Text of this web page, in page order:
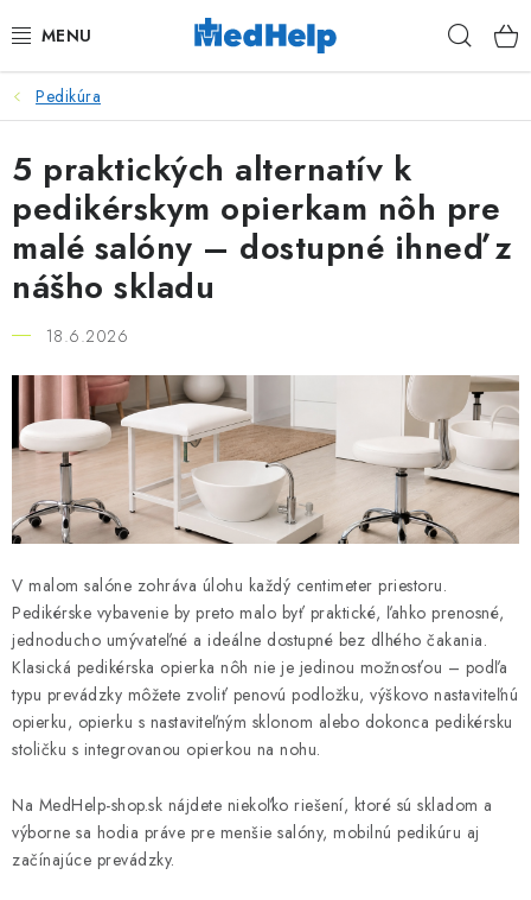
na
MASÁŽE
KOZMETIKA
PEDIKURA
KADERNÍCTVO
MANIKÚRA
TETOVANIE
FITNESS A REHABILITÁCIA
ZDRAVOTNÍCKE POTREBY
AKCIA
VÝPREDAJ
NOVINKY
O firme Všetko o nákupe
Pedikúra
5 praktických alternatív k
pedikérskym opierkam nôh pre
malé salóny – dostupné ihneď z
nášho skladu
18.6.2026
V malom salóne zohráva úlohu každý centimeter priestoru.
Pedikérske vybavenie by preto malo byť praktické, ľahko prenosné,
jednoducho umývateľné a ideálne dostupné bez dlhého čakania.
Klasická pedikérska opierka nôh nie je jedinou možnosťou – podľa
typu prevádzky môžete zvoliť penovú podložku, výškovo nastaviteľnú
opierku, opierku s nastaviteľným sklonom alebo dokonca pedikérsku
stoličku s integrovanou opierkou na nohu.
Na MedHelp-shop.sk nájdete niekoľko riešení, ktoré sú skladom a
výborne sa hodia práve pre menšie salóny, mobilnú pedikúru aj
začínajúce prevádzky.